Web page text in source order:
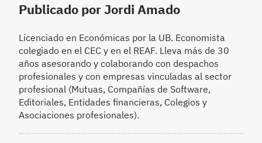
Publicado por Jordi Amado
Licenciado en Económicas por la UB. Economista
colegiado en el CEC y en el REAF. Lleva más de 30
años asesorando y colaborando con despachos
profesionales y con empresas vinculadas al sector
profesional (Mutuas, Compañías de Software,
Editoriales, Entidades financieras, Colegios y
Asociaciones profesionales).